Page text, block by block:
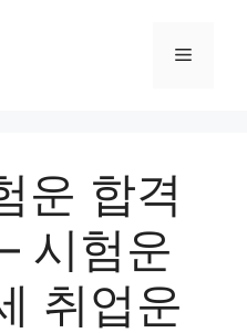
Menu
운 합격
시험운
취업운